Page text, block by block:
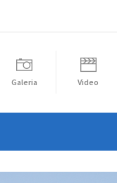
Galeria Video